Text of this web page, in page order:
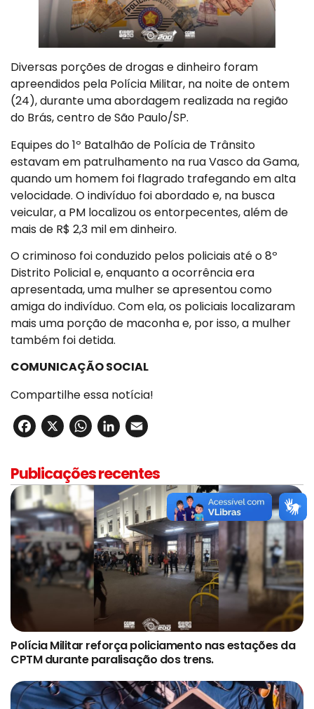
Diversas porções de drogas e dinheiro foram
apreendidos pela Polícia Militar, na noite de ontem
(24), durante uma abordagem realizada na região
do Brás, centro de São Paulo/SP.
Equipes do 1º Batalhão de Polícia de Trânsito
estavam em patrulhamento na rua Vasco da Gama,
quando um homem foi flagrado trafegando em alta
velocidade. O indivíduo foi abordado e, na busca
veicular, a PM localizou os entorpecentes, além de
mais de R$ 2,3 mil em dinheiro.
O criminoso foi conduzido pelos policiais até o 8º
Distrito Policial e, enquanto a ocorrência era
apresentada, uma mulher se apresentou como
amiga do indivíduo. Com ela, os policiais localizaram
mais uma porção de maconha e, por isso, a mulher
também foi detida.
COMUNICAÇÃO SOCIAL
Compartilhe essa notícia!
Facebook
X WhatsApp
LinkedIn
Publicações recentes
Polícia Militar reforça policiamento nas estações da
CPTM durante paralisação dos trens.